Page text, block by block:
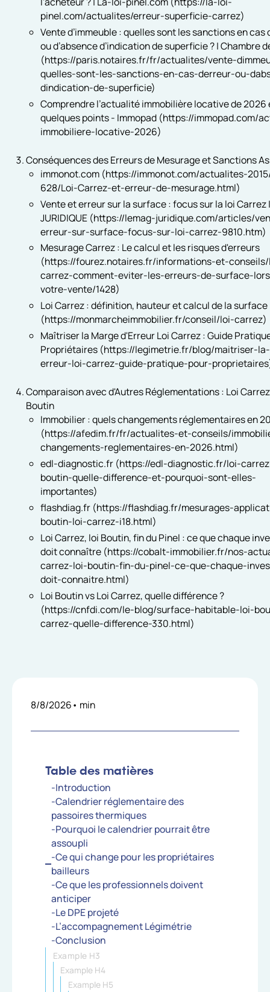
8/8/2026• min
Table des matières
-Introduction
-Calendrier réglementaire des
passoires thermiques
-Pourquoi le calendrier pourrait être
assoupli
-Ce qui change pour les propriétaires
bailleurs
-Ce que les professionnels doivent
anticiper
-Le DPE projeté
-L’accompagnement Légimétrie
-Conclusion
Example H3
Example H4
Example H5
pinel.com/actualites/erreur-superficie-carrez)
Vente d’immeuble : quelles sont les sanctions en cas
ou d’absence d’indication de superficie ? | Chambre
(https://paris.notaires.fr/fr/actualites/vente-
quelles-sont-les-sanctions-en-cas-derreur-ou-
dindication-de-superficie)
Comprendre l’actualité immobilière locative de 2026
quelques points - Immopad (https://immopad.com/
immobiliere-locative-2026)
Conséquences des Erreurs de Mesurage et Sanctions
immonot.com (https://immonot.com/actualites-
628/Loi-Carrez-et-erreur-de-mesurage.html)
Vente et erreur sur la surface : focus sur la loi Carrez |
JURIDIQUE (https://lemag-juridique.com/articles/
erreur-sur-surface-focus-sur-loi-carrez-9810.htm)
Mesurage Carrez : Le calcul et les risques d'erreurs
(https://fourez.notaires.fr/informations-et-
carrez-comment-eviter-les-erreurs-de-surface-
votre-vente/1428)
Loi Carrez : définition, hauteur et calcul de la surface
(https://monmarcheimmobilier.fr/conseil/loi-carrez)
Maîtriser la Marge d'Erreur Loi Carrez : Guide
Propriétaires (https://legimetrie.fr/blog/maitriser-
erreur-loi-carrez-guide-pratique-pour-
Comparaison avec d'Autres Réglementations : Loi
Boutin
Immobilier : quels changements réglementaires en
(https://afedim.fr/fr/actualites-et-conseils/
changements-reglementaires-en-2026.html)
edl-diagnostic.fr (https://edl-diagnostic.fr/loi-
boutin-quelle-difference-et-pourquoi-sont-elles-
importantes)
flashdiag.fr (https://flashdiag.fr/mesurages-
boutin-loi-carrez-i18.html)
Loi Carrez, loi Boutin, fin du Pinel : ce que chaque
doit connaître (https://cobalt-immobilier.fr/nos-
carrez-loi-boutin-fin-du-pinel-ce-que-chaque-
doit-connaitre.html)
Loi Boutin vs Loi Carrez, quelle différence ?
(https://cnfdi.com/le-blog/surface-habitable-loi-
carrez-quelle-difference-330.html)